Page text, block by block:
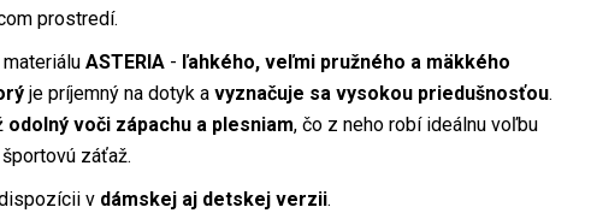
prostredí.
ASTERIA- ľahkého, veľmi pružného a mäkkého
je príjemný na dotyk a vyznačuje sa vysokou priedušnosťou.
odolný voči zápachu a plesniam, čo z neho robí ideálnu voľbu
záťaž.
v dámskej aj detskej verzii.